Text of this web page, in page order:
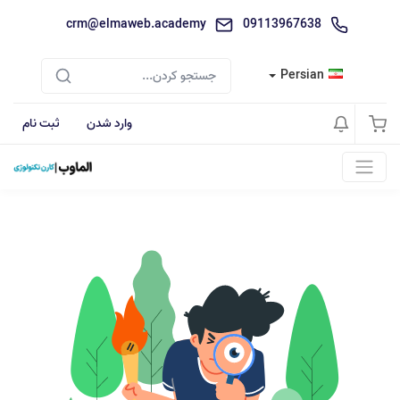
09113967638
crm@elmaweb.academy
Persian
وارد شدن ثبت نام